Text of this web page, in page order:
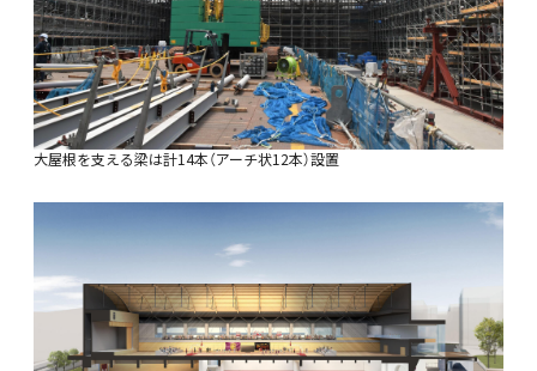
大屋根を支える梁は計14本（アーチ状12本）設置